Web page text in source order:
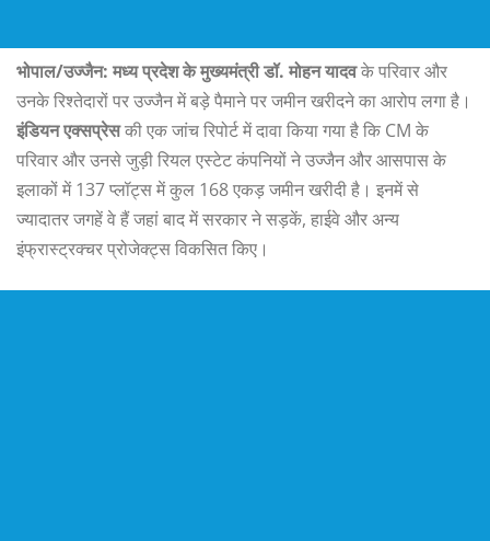
भोपाल/उज्जैन: मध्य प्रदेश के मुख्यमंत्री डॉ. मोहन यादवके परिवार और
उनके रिश्तेदारों पर उज्जैन में बड़े पैमाने पर जमीन खरीदने का आरोप लगा है।
इंडियन एक्सप्रेसकी एक जांच रिपोर्ट में दावा किया गया है कि CM के
परिवार और उनसे जुड़ी रियल एस्टेट कंपनियों ने उज्जैन और आसपास के
इलाकों में 137 प्लॉट्स में कुल 168 एकड़ जमीन खरीदी है। इनमें से
ज्यादातर जगहें वे हैं जहां बाद में सरकार ने सड़कें, हाईवे और अन्य
इंफ्रास्ट्रक्चर प्रोजेक्ट्स विकसित किए।